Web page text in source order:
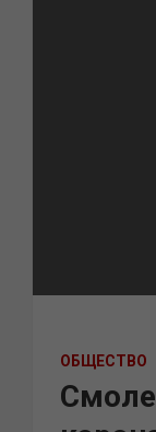
ОБЩЕСТВО